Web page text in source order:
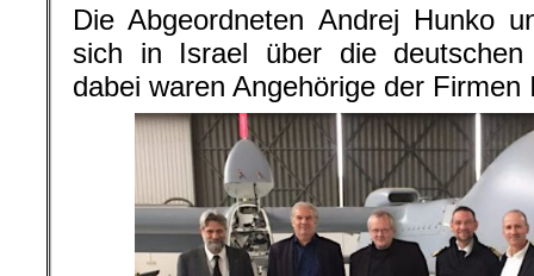
Die Abgeordneten Andrej Hunko
sich in Israel über die
dabei waren Angehörige der Firmen